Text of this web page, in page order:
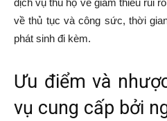
dịch vụ thu hộ về giảm thiểu rủi
về thủ tục và công sức, thời
phát sinh đi kèm.
Ưu điểm và
vụ cung cấp bởi